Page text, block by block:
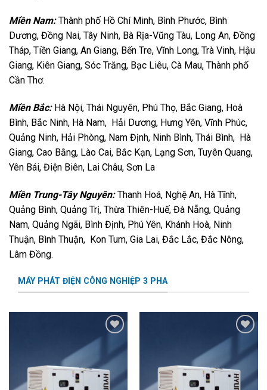
Miền Nam:Thành phố Hồ Chí Minh, Bình Phước, Bình
Dương, Đồng Nai, Tây Ninh, Bà Rịa-Vũng Tàu, Long An, Đồng
Tháp, Tiền Giang, An Giang, Bến Tre, Vĩnh Long, Trà Vinh, Hậu
Giang, Kiên Giang, Sóc Trăng, Bạc Liêu, Cà Mau, Thành phố
Cần Thơ.
Miền Bắc: Hà Nội, Thái Nguyên, Phú Thọ, Bắc Giang, Hoà
Bình, Bắc Ninh, Hà Nam, Hải Dương, Hưng Yên, Vĩnh Phúc,
Quảng Ninh, Hải Phòng, Nam Định, Ninh Bình, Thái Bình, Hà
Giang, Cao Bằng, Lào Cai, Bắc Kạn, Lạng Sơn, Tuyên Quang,
Yên Bái, Điện Biên, Lai Châu, Sơn La
Miền Trung-Tây Nguyên:Thanh Hoá, Nghệ An, Hà Tĩnh,
Quảng Bình, Quảng Trị, Thừa Thiên-Huế, Đà Nẵng, Quảng
Nam, Quảng Ngãi, Bình Định, Phú Yên, Khánh Hoà, Ninh
Thuận, Bình Thuận, Kon Tum, Gia Lai, Đắc Lắc, Đắc Nông,
Lâm Đồng.
MÁY PHÁT ĐIỆN CÔNG NGHIỆP 3 PHA
Wishlist
Wishlist